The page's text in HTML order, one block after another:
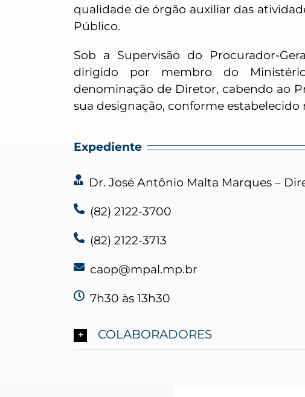
qualidade de órgão auxiliar das
Público.
Sob a Supervisão do Procurador-
dirigido por membro do
denominação de Diretor, cabendo ao
sua designação, conforme estabelecido
Expediente
Dr. José Antônio Malta Marques –
(82) 2122-3700
(82) 2122-3713
caop@mpal.mp.br
7h30 às 13h30
COLABORADORES